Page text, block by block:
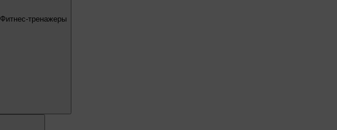
Фитнес-тренажеры